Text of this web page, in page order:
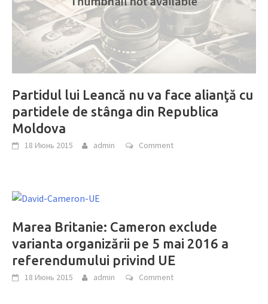
Partidul lui Leancă nu va face alianţă cu
partidele de stânga din Republica
Moldova
18 Июнь 2015 admin Comment
Marea Britanie: Cameron exclude
varianta organizării pe 5 mai 2016 a
referendumului privind UE
18 Июнь 2015 admin Comment